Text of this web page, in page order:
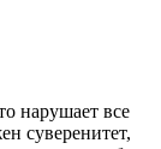
нарушает все
суверенитет,